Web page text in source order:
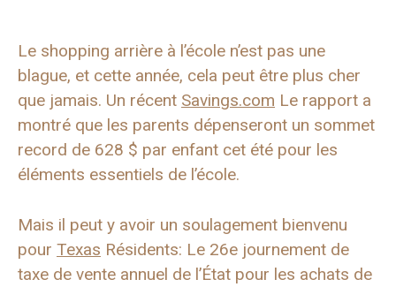
Le shopping arrière à l’école n’est pas une
blague, et cette année, cela peut être plus cher
que jamais. Un récent Savings.com Le rapport a
montré que les parents dépenseront un sommet
record de 628 $ par enfant cet été pour les
éléments essentiels de l’école.
Mais il peut y avoir un soulagement bienvenu
pour Texas Résidents: Le 26e journement de
taxe de vente annuel de l’État pour les achats de